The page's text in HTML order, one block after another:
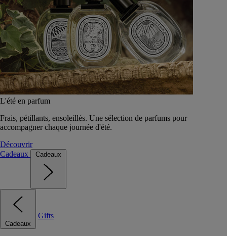
L'été en parfum
Frais, pétillants, ensoleillés. Une sélection de parfums pour
accompagner chaque journée d'été.
Découvrir
Cadeaux
Cadeaux
Cadeaux
Gifts